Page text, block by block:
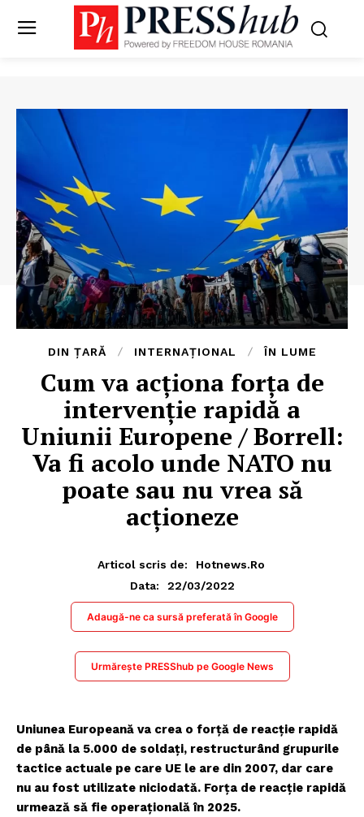
DIN ȚARĂ INTERNAȚIONAL ÎN LUME
Cum va acționa forța de
intervenție rapidă a
Uniunii Europene / Borrell:
Va fi acolo unde NATO nu
poate sau nu vrea să
acționeze
Articol scris de:
Hotnews.ro
Data:
22/03/2022
Adaugă-ne ca sursă preferată în Google
Urmărește PRESShub pe Google News
Uniunea Europeană va crea o forţă de reacţie rapidă
de până la 5.000 de soldaţi, restructurând grupurile
tactice actuale pe care UE le are din 2007, dar care
nu au fost utilizate niciodată. Forţa de reacţie rapidă
urmează să fie operaţională în 2025.